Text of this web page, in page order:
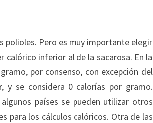
polioles. Pero es muy importante elegir
inferior al de la sacarosa. En la
por consenso, con excepción del
y se considera 0 calorías por gramo.
países se pueden utilizar otros
para los cálculos calóricos. Otra de las